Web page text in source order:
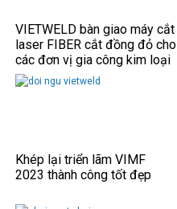
VIETWELD bàn giao máy cắt
laser FIBER cắt đồng đỏ cho
các đơn vị gia công kim loại
tấm.
Khép lại triển lãm VIMF
2023 thành công tốt đẹp